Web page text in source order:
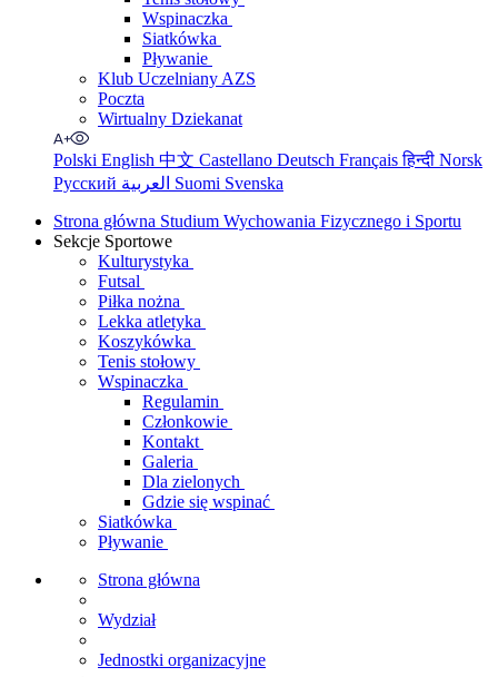
Wspinaczka
Siatkówka
Pływanie
Klub Uczelniany AZS
Poczta
Wirtualny Dziekanat
Polski English 中文 Castellano Deutsch Françaisहिन्दी Norsk
Русский
Suomi Svenska
Strona główna Studium Wychowania Fizycznego i Sportu
Sekcje Sportowe
Kulturystyka
Futsal
Piłka nożna
Lekka atletyka
Koszykówka
Tenis stołowy
Wspinaczka
Regulamin
Członkowie
Kontakt
Galeria
Dla zielonych
Gdzie się wspinać
Siatkówka
Pływanie
Strona główna
Wydział
Jednostki organizacyjne